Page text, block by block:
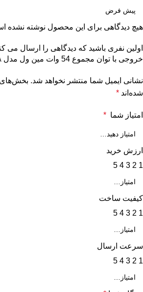
هیچ دیدگاهی برای این محصول نوشته نشده
خروجی با توان مجموع 54 وات مین ول مدل RD-50A”
نشانی ایمیل شما منتشر نخواهد شد. بخش‌های
شده‌اند *
امتیاز شما *
ارزش خرید
1
2
3
4
5
کیفیت ساخت
1
2
3
4
5
سرعت ارسال
1
2
3
4
5